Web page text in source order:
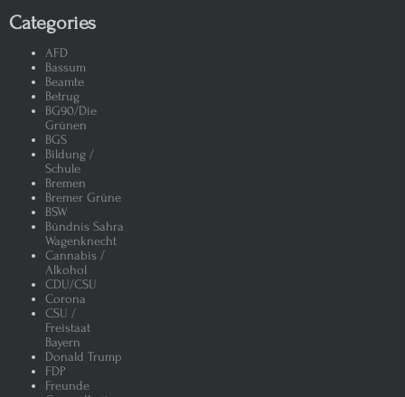
Categories
AFD
Bassum
Beamte
Betrug
BG90/Die
Grünen
BGS
Bildung /
Schule
Bremen
Bremer Grüne
BSW
Bündnis Sahra
Wagenknecht
Cannabis /
Alkohol
CDU/CSU
Corona
CSU /
Freistaat
Bayern
Donald Trump
FDP
Freunde